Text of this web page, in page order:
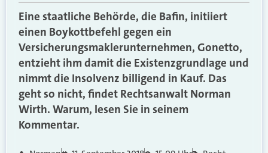
Eine staatliche Behörde, die Bafin, initiiert
einen Boykottbefehl gegen ein
Versicherungsmaklerunternehmen, Gonetto,
entzieht ihm damit die Existenzgrundlage und
nimmt die Insolvenz billigend in Kauf. Das
geht so nicht, findet Rechtsanwalt Norman
Wirth. Warum, lesen Sie in seinem
Kommentar.